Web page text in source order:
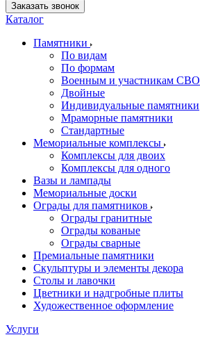
Заказать звонок
Каталог
Памятники
По видам
По формам
Военным и участникам СВО
Двойные
Индивидуальные памятники
Мраморные памятники
Стандартные
Мемориальные комплексы
Комплексы для двоих
Комплексы для одного
Вазы и лампады
Мемориальные доски
Ограды для памятников
Ограды гранитные
Ограды кованые
Ограды сварные
Премиальные памятники
Скульптуры и элементы декора
Столы и лавочки
Цветники и надгробные плиты
Художественное оформление
Услуги